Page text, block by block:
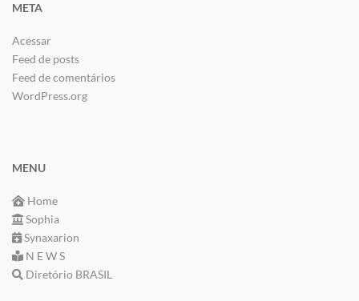
META
Acessar
Feed de posts
Feed de comentários
WordPress.org
MENU
Home
Sophia
Synaxarion
N E W S
Diretório BRASIL